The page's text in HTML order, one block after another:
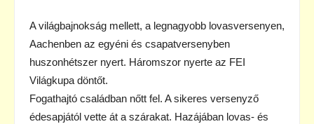
A világbajnokság mellett, a legnagyobb lovasversenyen,
Aachenben az egyéni és csapatversenyben
huszonhétszer nyert. Háromszor nyerte az FEI
Világkupa döntőt.
Fogathajtó családban nőtt fel. A sikeres versenyző
édesapjától vette át a szárakat. Hazájában lovas- és